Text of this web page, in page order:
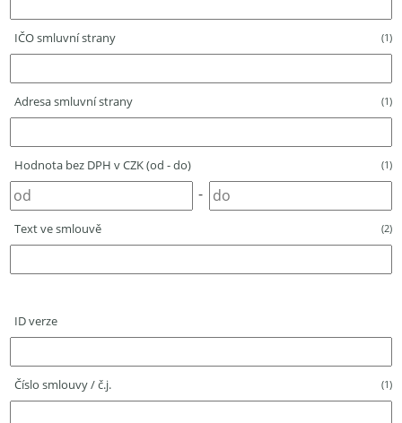
IČO smluvní strany (1)
Adresa smluvní strany (1)
Hodnota bez DPH v CZK (od - do) (1)
-
Text ve smlouvě (2)
ID verze
Číslo smlouvy / č.j. (1)